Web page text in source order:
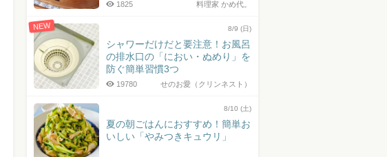
料理家 かめ代。
1825
NEW 8/9 (日)
シャワーだけだと要注意！お風呂
の排水口の「におい・ぬめり」を
防ぐ簡単習慣3つ
せのお愛（クリンネスト）
19780
8/10 (土)
夏の朝ごはんにおすすめ！簡単お
いしい「やみつきキュウリ」